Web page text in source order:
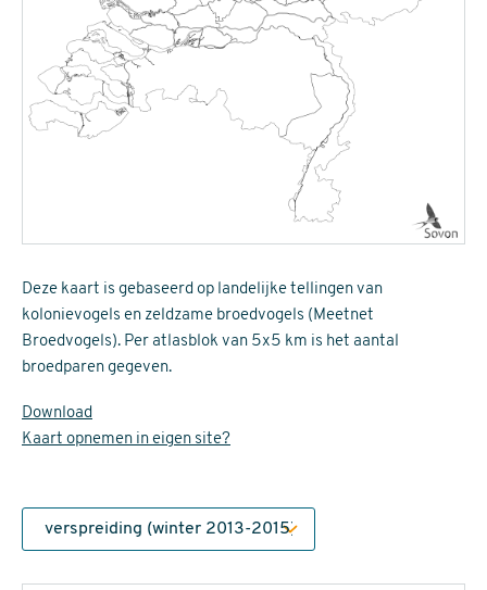
Deze kaart is gebaseerd op landelijke tellingen van
kolonievogels en zeldzame broedvogels (Meetnet
Broedvogels). Per atlasblok van 5x5 km is het aantal
broedparen gegeven.
Download
Kaart opnemen in eigen site?